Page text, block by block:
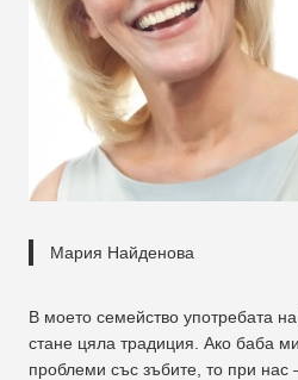
Мария Найденова
В моето семейство употребата
стане цяла традиция. Ако баба
проблеми със зъбите, то при